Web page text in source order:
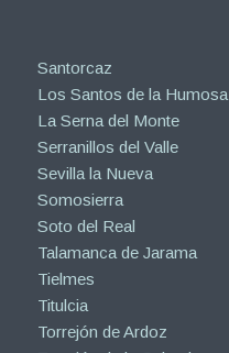
Santorcaz
Los Santos de la Humosa
La Serna del Monte
Serranillos del Valle
Sevilla la Nueva
Somosierra
Soto del Real
Talamanca de Jarama
Tielmes
Titulcia
Torrejón de Ardoz